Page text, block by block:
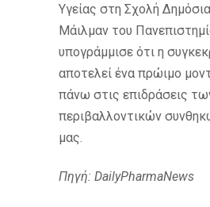
Υγείας στη Σχολή
Μάιλμαν του
υπογράμμισε ότι η
αποτελεί ένα πρώιμο
πάνω στις επιδράσεις
περιβαλλοντικών
μας.
Πηγή: DailyPharmaNews